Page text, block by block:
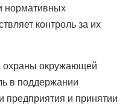
нормативных
контроль за их
охраны окружающей
в поддержании
предприятия и принятии